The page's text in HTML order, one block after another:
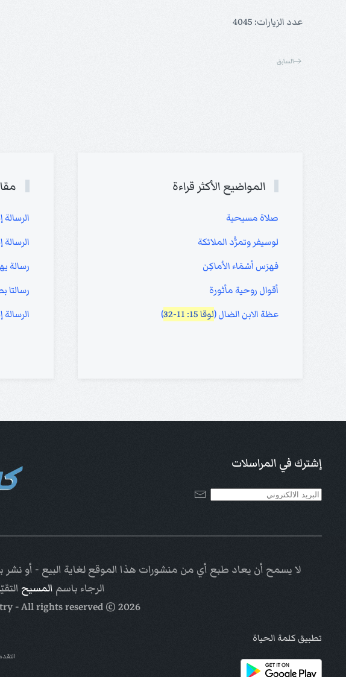
عدد الزيارات: 4045
السابق
المواضيع الأكثر قراءة
صلاة مسيحية
لوسيفر وتمرُّد الملائكة
فهرَس أسْمَاء الأماكِن
أقوال روحية مأثورة
عظة الابن الضال (لوقا 15: 11-32 )
رسالة
رسالتا
إشترك في المراسلات
لا يسمح أن يعاد طبع أي من منشورات هذا الموقع لغاية البيع - أو
الرجاء باسم المسيح
2026
© Kalimat Alhayat a ministry of
- All rights reserved
تطبيق كلمة الحياة